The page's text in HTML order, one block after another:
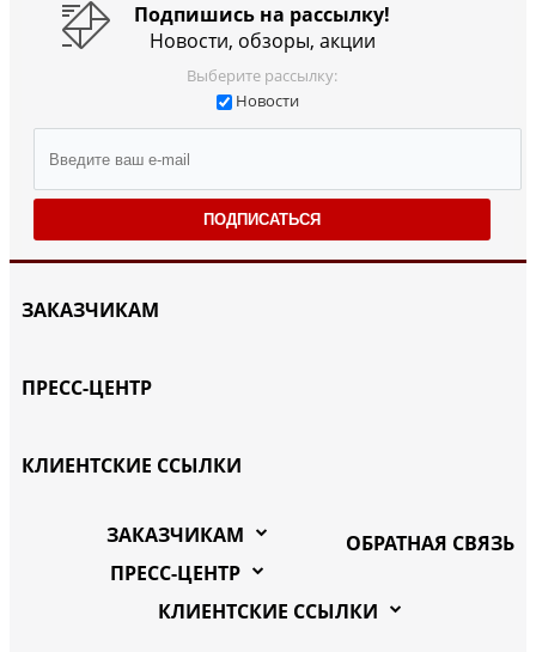
Подпишись на рассылку!
Новости, обзоры, акции
Выберите рассылку:
Новости
ПОДПИСАТЬСЯ
ЗАКАЗЧИКАМ
ПРЕСС-ЦЕНТР
КЛИЕНТСКИЕ ССЫЛКИ
ОБРАТНАЯ СВЯЗЬ
ЗАКАЗЧИКАМ
ПРЕСС-ЦЕНТР
КЛИЕНТСКИЕ ССЫЛКИ